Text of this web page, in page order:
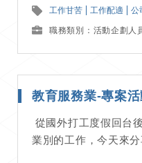
工作甘苦 工作配適 公
職務類別：活動企劃人
教育服務業-專案
從國外打工度假回台
業別的工作，今天來